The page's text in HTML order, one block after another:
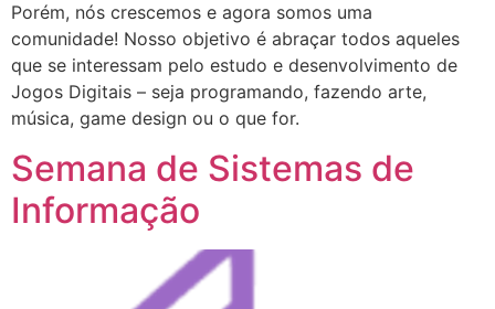
Porém, nós crescemos e agora somos uma
comunidade! Nosso objetivo é abraçar todos aqueles
que se interessam pelo estudo e desenvolvimento de
Jogos Digitais – seja programando, fazendo arte,
música, game design ou o que for.
Semana de Sistemas de
Informação